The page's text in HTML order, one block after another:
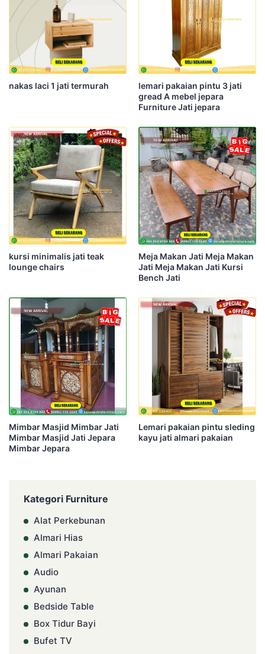
nakas laci 1 jati termurah
lemari pakaian pintu 3 jati
gread A mebel jepara
Furniture Jati jepara
kursi minimalis jati teak
lounge chairs
Meja Makan Jati Meja Makan
Jati Meja Makan Jati Kursi
Bench Jati
Mimbar Masjid Mimbar Jati
Mimbar Masjid Jati Jepara
Mimbar Jepara
Lemari pakaian pintu sleding
kayu jati almari pakaian
Kategori Furniture
Alat Perkebunan
Almari Hias
Almari Pakaian
Audio
Ayunan
Bedside Table
Box Tidur Bayi
Bufet TV